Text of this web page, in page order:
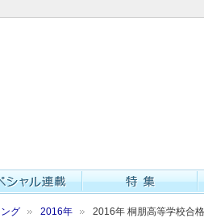
グ 2016年 2016年 桐朋高等学校合